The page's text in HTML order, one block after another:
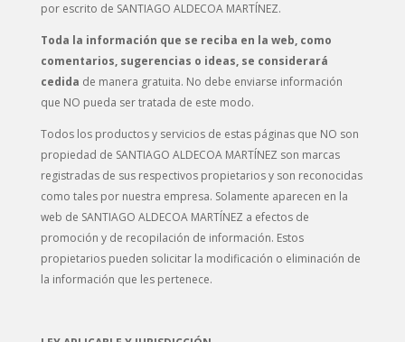
por escrito de SANTIAGO ALDECOA MARTÍNEZ.
Toda la información que se reciba en la web, como
comentarios, sugerencias o ideas, se considerará
cedida de manera gratuita. No debe enviarse información
que NO pueda ser tratada de este modo.
Todos los productos y servicios de estas páginas que NO son
propiedad de SANTIAGO ALDECOA MARTÍNEZ son marcas
registradas de sus respectivos propietarios y son reconocidas
como tales por nuestra empresa. Solamente aparecen en la
web de SANTIAGO ALDECOA MARTÍNEZ a efectos de
promoción y de recopilación de información. Estos
propietarios pueden solicitar la modificación o eliminación de
la información que les pertenece.